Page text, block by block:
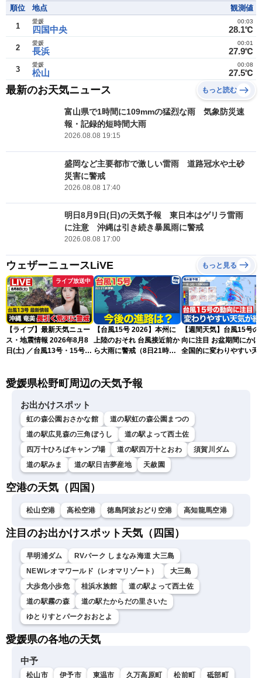
順位 地点 観測値
1 四国中央
愛媛
28.1℃
00:03
2 長浜
愛媛
27.9℃
00:01
3 松山
愛媛
27.5℃
00:08
最新のお天気ニュース もっと読む
富山県で1時間に109mmの猛烈な雨 気象防災速
報・記録的短時間大雨
2026.08.08 19:15
盛岡など主要都市で激しい雷雨 道路冠水や土砂
災害に警戒
2026.08.08 17:40
明日8月9日(日)の天気予報 東日本はゲリラ雷雨
に注意 沖縄は引き続き暴風雨に警戒
2026.08.08 17:00
ウェザーニュースLiVE もっと見る
ライブ放送中
【ライブ】最新天気ニュー
ス・地震情報 2026年8月8
日(土) ／台風13号・15号
ーニュースLiVEムーン・戸
【台風15号 2026】本州に
上陸のおそれ 台風接近前か
ら大雨に警戒（8日21時更
【週間天気】台風15号の
向に注目 お盆期間にかけて
全国的に変わりやすい天
愛媛県松野町周辺の天気予報
お出かけスポット
虹の森公園おさかな館
道の駅虹の森公園まつの
道の駅広見森の三角ぼうし
道の駅よって西土佐
四万十ひろばキャンプ場
道の駅四万十とおわ
須賀川ダム
道の駅みま
道の駅日吉夢産地 天赦園
空港の天気（四国）
松山空港 高松空港 徳島阿波おどり空港 高知龍馬空港
注目のお出かけスポット天気（四国）
早明浦ダム
RVパーク しまなみ海道 大三島
NEWレオマワールド（レオマリゾート）
大三島
大歩危小歩危
桂浜水族館
道の駅よって西土佐
道の駅霧の森
道の駅たからだの里さいた
ゆとりすとパークおおとよ
愛媛県の各地の天気
中予
松山市 伊予市 東温市 久万高原町 松前町 砥部町